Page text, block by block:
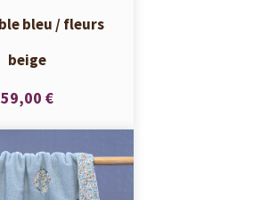
bleu / fleurs
beige
59,00 €